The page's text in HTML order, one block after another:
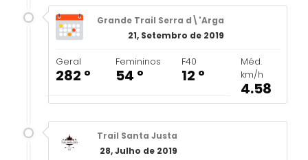
Grande Trail Serra d\'Arga
21, Setembro de 2019
Geral
282 º
Femininos
54 º
F40
12 º
Méd.
km/h
4.58
Trail Santa Justa
28, Julho de 2019